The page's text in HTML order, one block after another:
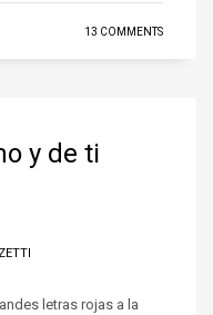
13 COMMENTS
y de ti
letras rojas a la